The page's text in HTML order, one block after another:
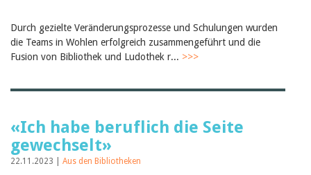
Durch gezielte Veränderungsprozesse und Schulungen wurden
die Teams in Wohlen erfolgreich zusammengeführt und die
Fusion von Bibliothek und Ludothek r... >>>
«Ich habe beruflich die Seite
gewechselt»
22.11.2023 | Aus den Bibliotheken